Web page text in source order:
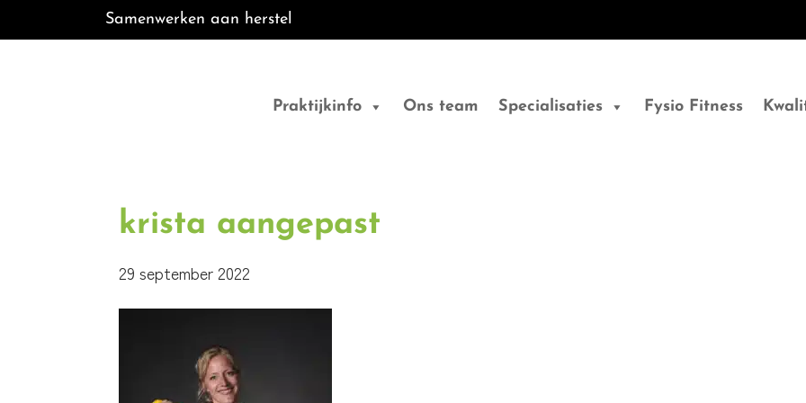
Samenwerken aan herstel
Praktijkinfo Ons team Specialisaties Fysio Fitness
krista aangepast
29 september 2022